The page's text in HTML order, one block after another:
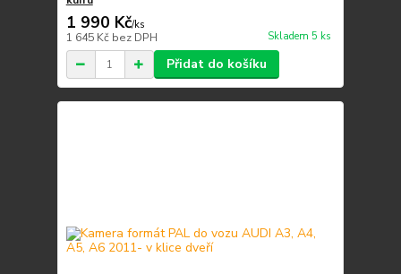
1 990 Kč/ks
1 645 Kč bez DPH Skladem 5 ks
Přidat do košíku